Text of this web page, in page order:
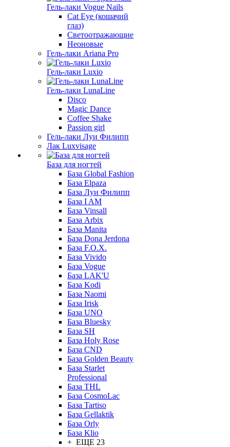
Гель-лаки Vogue Nails
Cat Eye (кошачий
глаз)
Светоотражающие
Неоновые
Гель-лаки Ariana Pro
Гель-лаки Luxio
Гель-лаки LunaLine
Disco
Magic Dance
Coffee Shake
Passion girl
Гель-лаки Луи Филипп
Лак Luxvisage
База для ногтей
База Global Fashion
База Elpaza
База Луи Филипп
База I AM
База Vinsall
База Arbix
База Manita
База Dona Jerdona
База F.O.X.
База Vivido
База Vogue
База LAK'U
База Kodi
База Naomi
База Irisk
База UNO
База Bluesky
База SH
База Holy Rose
База CND
База Golden Beauty
База Starlet
Professional
База THL
База CosmoLac
База Tartiso
База Gellaktik
База Orly
База Klio
+ ЕЩЕ 23